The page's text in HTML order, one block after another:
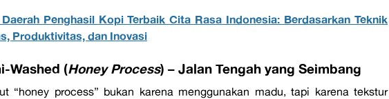
Penghasil Kopi Terbaik Cita Rasa Indonesia: Berdasarkan Teknik
Produktivitas, dan Inovasi
Washed (Honey Process) – Jalan Tengah yang Seimbang
“honey process” bukan karena menggunakan madu, tapi karena tekstur